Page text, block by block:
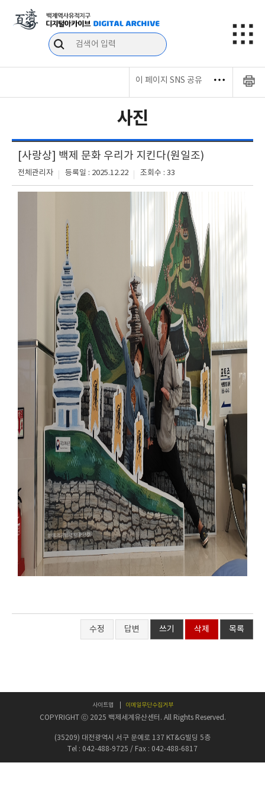
이 페이지 SNS 공유
사진
[사랑상] 백제 문화 우리가 지킨다(원일조)
전체관리자 등록일 : 2025.12.22 조회수 : 33
수정 답변 쓰기 삭제 목록
사이트맵 이메일무단수집거부
COPYRIGHT ⓒ 2025 백제세계유산센터. All Rights Reserved.
(35209) 대전광역시 서구 문예로 137 KT&G빌딩 5층
Tel : 042-488-9725 / Fax : 042-488-6817